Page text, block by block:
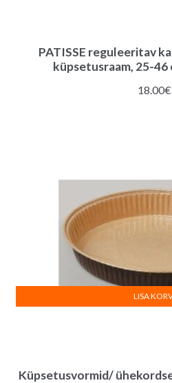
PATISSE reguleeritav
küpsetusraam, 25-46
18.00€
Küpsetusvormid/
LISA